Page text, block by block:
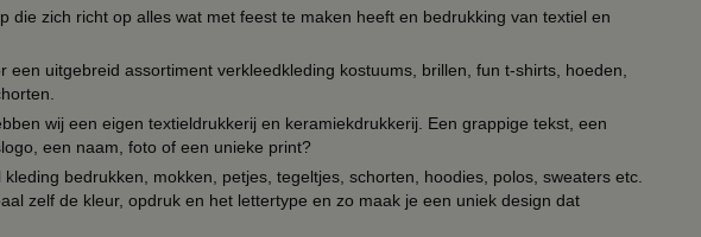
die zich richt op alles wat met feest te maken heeft en bedrukking van textiel en
een uitgebreid assortiment verkleedkleding kostuums, brillen, fun t-shirts, hoeden,
wij een eigen textieldrukkerij en keramiekdrukkerij. Een grappige tekst, een
een naam, foto of een unieke print?
bedrukken, mokken, petjes, tegeltjes, schorten, hoodies, polos, sweaters etc.
zelf de kleur, opdruk en het lettertype en zo maak je een uniek design dat